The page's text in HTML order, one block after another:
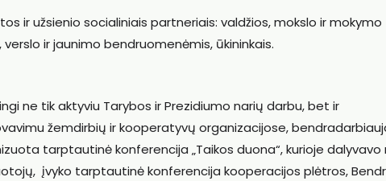
ir užsienio socialiniais partneriais: valdžios, mokslo ir mokymo
ir jaunimo bendruomenėmis, ūkininkais.
ne tik aktyviu Tarybos ir Prezidiumo narių darbu, bet ir
žemdirbių ir kooperatyvų organizacijose,
tarptautinė konferencija „Taikos duona“, kurioje dalyvavo
įvyko tarptautinė konferencija kooperacijos plėtros,